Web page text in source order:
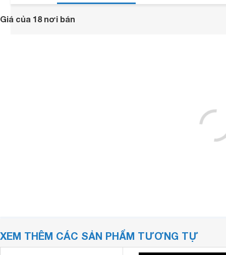
Giá của 18 nơi bán
XEM THÊM CÁC SẢN PHẨM TƯƠNG TỰ